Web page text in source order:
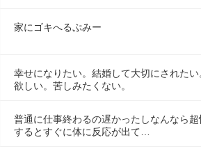
家にゴキへるぷみー
幸せになりたい。結婚して大切にされた
欲しい。苦しみたくない。
普通に仕事終わるの遅かったしなんなら
するとすぐに体に反応が出て…